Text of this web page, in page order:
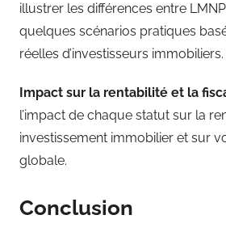
illustrer les différences entre
quelques scénarios pratiques
réelles d’investisseurs immobiliers.
Impact sur la rentabilité et la
l’impact de chaque statut sur la
investissement immobilier et sur
globale.
Conclusion